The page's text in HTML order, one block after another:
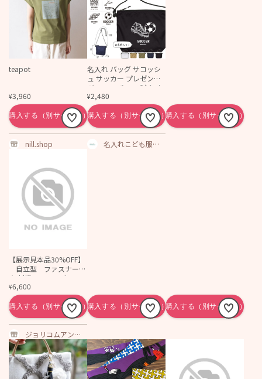
teapot
¥3,960
nill.shop
名入れ バッグ サコッシ
ュ サッカー プレゼント
ギフト スポーツ 試合 応
援 おでかけ ［ サッカー
イラスト ] 御祝 お祝い
プチギフト 帰省 かばん
アウトドア ナイロン シ
ョルダー 長さ調整
¥2,480
名入れこども服の
【展示見本品30%OFF】
自立型 ファスナー付
き 刺繍レッスンバッ
グ 花束
¥6,600
ジョリコムアンク
ール